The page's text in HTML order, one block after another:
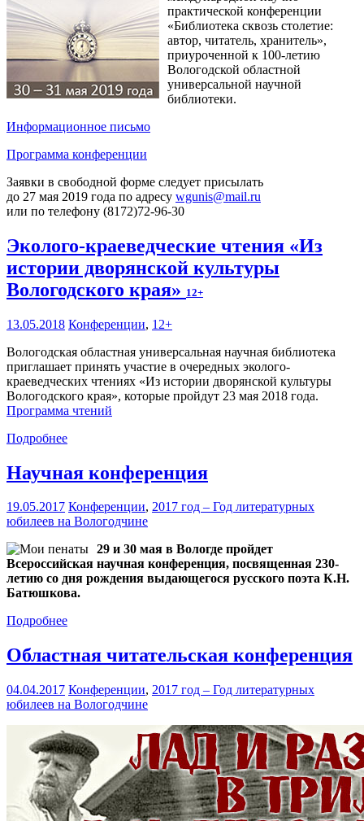
практической конференции
«Библиотека сквозь столетие:
автор, читатель, хранитель»,
приуроченной к 100-летию
Вологодской областной
универсальной научной
библиотеки.
Информационное письмо
Программа конференции
Заявки в свободной форме следует присылать
до 27 мая 2019 года по адресу wgunis@mail.ru
или по телефону (8172)72-96-30
Эколого-краеведческие чтения «Из
истории дворянской культуры
Вологодского края» 12+
13.05.2018 Конференции, 12+
Вологодская областная универсальная научная библиотека
приглашает принять участие в очередных эколого-
краеведческих чтениях «Из истории дворянской культуры
Вологодского края», которые пройдут 23 мая 2018 года.
Программа чтений
Подробнее
Научная конференция
19.05.2017 Конференции, 2017 год – Год литературных
юбилеев на Вологодчине
29 и 30 мая в Вологде пройдет
Всероссийская научная конференция, посвященная 230-
летию со дня рождения выдающегося русского поэта К.Н.
Батюшкова.
Подробнее
Областная читательская конференция
04.04.2017 Конференции, 2017 год – Год литературных
юбилеев на Вологодчине